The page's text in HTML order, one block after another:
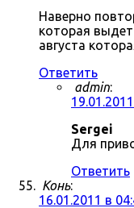
Наверно
которая
августа
Ответить
admin:
Sergei
Для
Ответить
Конь:
16.01.2011 в